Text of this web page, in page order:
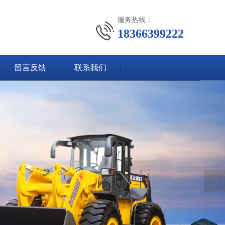
服务热线：
18366399222
留言反馈 联系我们